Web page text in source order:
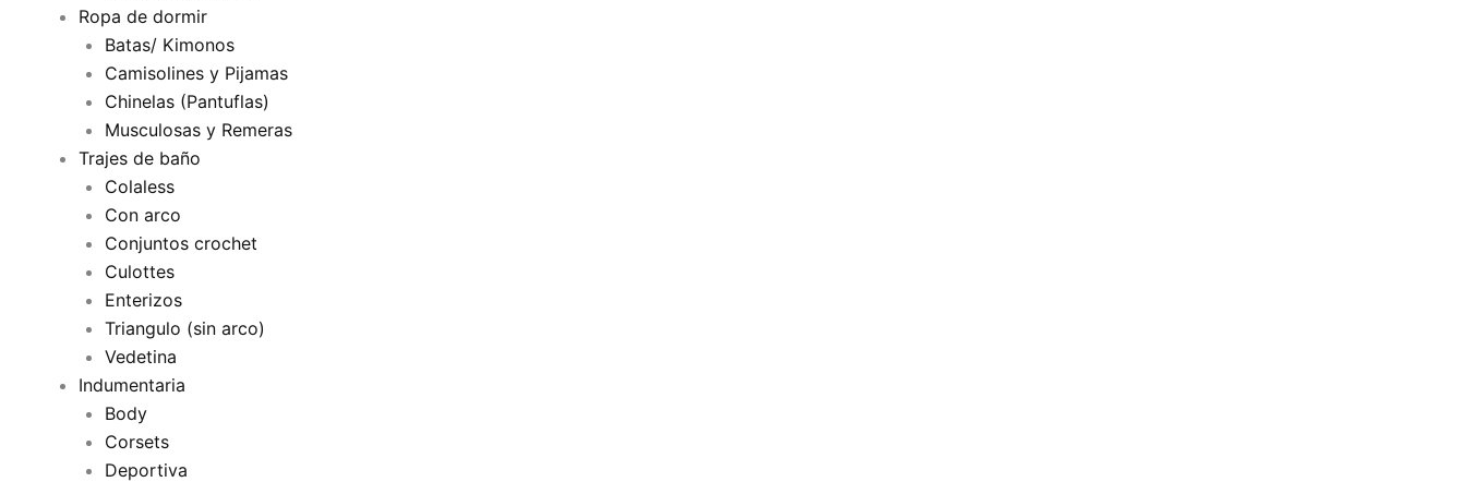
Ropa de dormir
Batas/ Kimonos
Camisolines y Pijamas
Chinelas (Pantuflas)
Musculosas y Remeras
Trajes de baño
Colaless
Con arco
Conjuntos crochet
Culottes
Enterizos
Triangulo (sin arco)
Vedetina
Indumentaria
Body
Corsets
Deportiva